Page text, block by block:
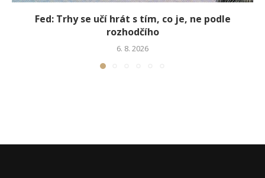
Fed: Trhy se učí hrát s tím, co je, ne podle
rozhodčího
6. 8. 2026